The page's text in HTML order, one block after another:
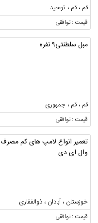
قم ، قم ، توحید
قیمت : توافقی
مبل سلطنتی۹ نفره
قم ، قم ، جمهوری
قیمت : توافقی
تعمیر انواع لامپ های کم مصرف
وال ای دی
خوزستان ، آبادان ، ذوالفقاری
قیمت : توافقی